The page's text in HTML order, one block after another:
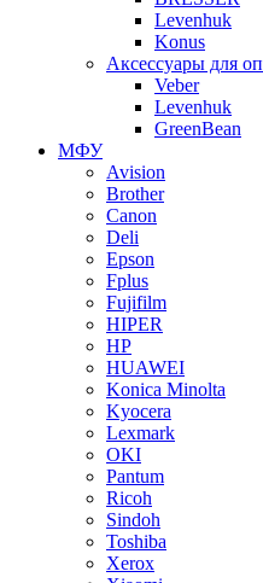
Levenhuk
Konus
Аксессуары для
Veber
Levenhuk
GreenBean
МФУ
Avision
Brother
Canon
Deli
Epson
Fplus
Fujifilm
HIPER
HP
HUAWEI
Konica Minolta
Kyocera
Lexmark
OKI
Pantum
Ricoh
Sindoh
Toshiba
Xerox